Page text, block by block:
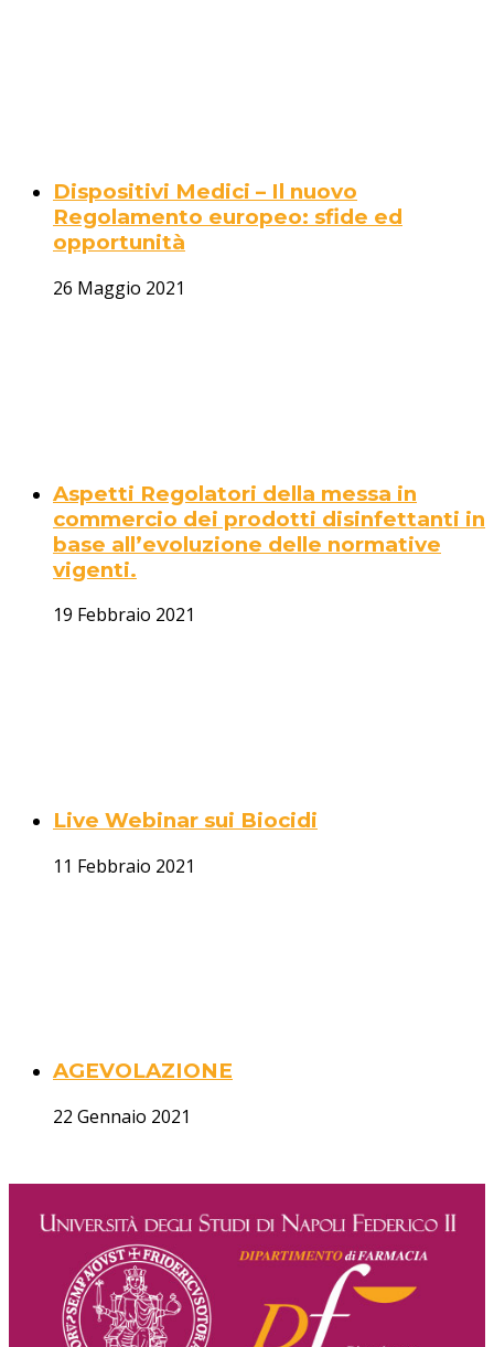
Dispositivi Medici – Il nuovo
Regolamento europeo: sfide ed
opportunità
26 Maggio 2021
Aspetti Regolatori della messa in
commercio dei prodotti disinfettanti in
base all’evoluzione delle normative
vigenti.
19 Febbraio 2021
Live Webinar sui Biocidi
11 Febbraio 2021
AGEVOLAZIONE
22 Gennaio 2021